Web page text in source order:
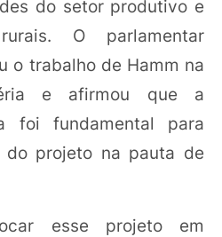
do setor produtivo e
O parlamentar
o trabalho de Hamm na
e afirmou que a
foi fundamental para
do projeto na pauta de
esse projeto em